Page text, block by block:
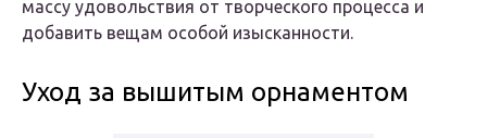
массу удовольствия от творческого процесса и
добавить вещам особой изысканности.
Уход за вышитым орнаментом